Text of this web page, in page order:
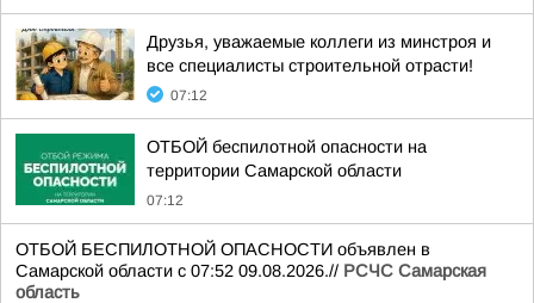
Друзья, уважаемые коллеги из минстроя и
все специалисты строительной отрасти!
07:12
ОТБОЙ беспилотной опасности на
территории Самарской области
07:12
ОТБОЙ БЕСПИЛОТНОЙ ОПАСНОСТИ объявлен в
Самарской области с 07:52 09.08.2026.// РСЧС Самарская
область